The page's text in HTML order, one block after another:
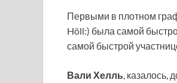
Первыми в плотном
Höll:) была самой
самой быстрой
Вали Хелль, казалось,